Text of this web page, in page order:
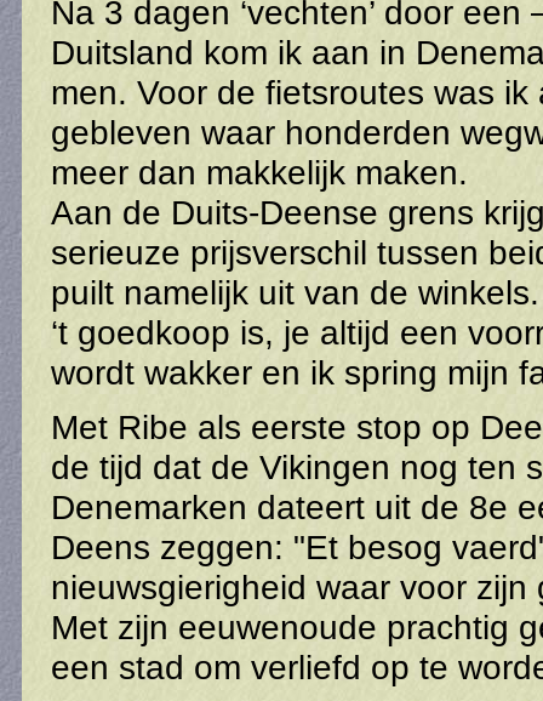
Na 3 dagen ‘vechten’ door
Duitsland kom ik aan in
men. Voor de fietsroutes was
gebleven waar honderden
meer dan makkelijk maken.
Aan de Duits-Deense grens
serieuze prijsverschil tussen
puilt namelijk uit van de
‘t goedkoop is, je altijd een
wordt wakker en ik spring mijn
Met Ribe als eerste stop op
de tijd dat de Vikingen nog ten
Denemarken dateert uit de 8e
Deens zeggen: "Et besog
nieuwsgierigheid waar voor zijn
Met zijn eeuwenoude prachtig
een stad om verliefd op te